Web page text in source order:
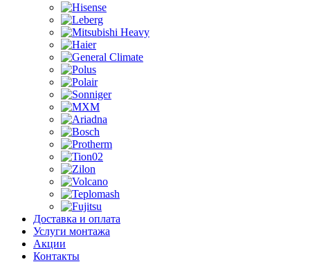
Доставка и оплата
Услуги монтажа
Акции
Контакты